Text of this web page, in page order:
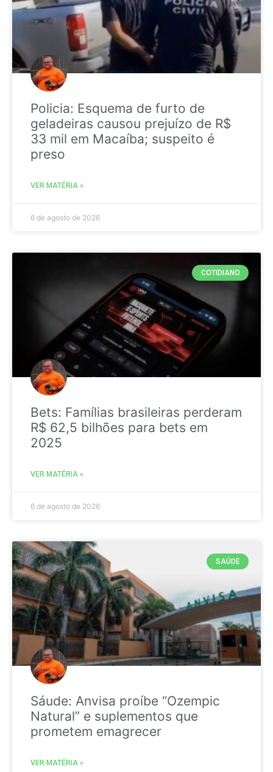
Policia: Esquema de furto de
geladeiras causou prejuízo de R$
33 mil em Macaíba; suspeito é
preso
VER MATÉRIA »
6 de agosto de 2026
COTIDIANO
Bets: Famílias brasileiras perderam
R$ 62,5 bilhões para bets em
2025
VER MATÉRIA »
6 de agosto de 2026
SAÚDE
Sáude: Anvisa proíbe “Ozempic
Natural” e suplementos que
prometem emagrecer
VER MATÉRIA »